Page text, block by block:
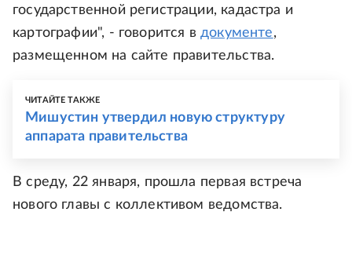
государственной регистрации, кадастра и
картографии", - говорится вдокументе,
размещенном на сайте правительства.
ЧИТАЙТЕ ТАКЖЕ
Мишустин утвердил новую структуру
аппарата правительства
В среду, 22 января, прошла первая встреча
нового главы с коллективом ведомства.